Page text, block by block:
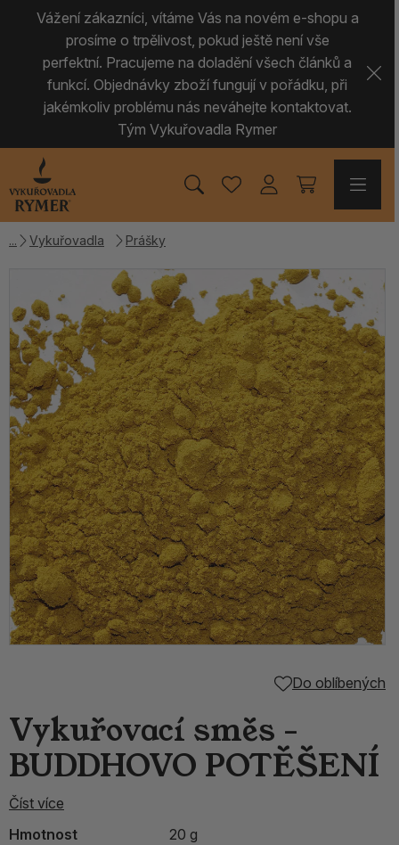
Vážení zákazníci, vítáme Vás na novém e-shopu a
prosíme o trpělivost, pokud ještě není vše
perfektní. Pracujeme na doladění všech článků a
funkcí. Objednávky zboží fungují v pořádku, při
jakémkoliv problému nás neváhejte kontaktovat.
Tým Vykuřovadla Rymer
Vykuřovadla Prášky
Do oblíbených
Vykuřovací směs -
BUDDHOVO POTĚŠENÍ
Číst více
Hmotnost
20 g